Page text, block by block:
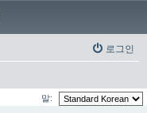
로그인
말: